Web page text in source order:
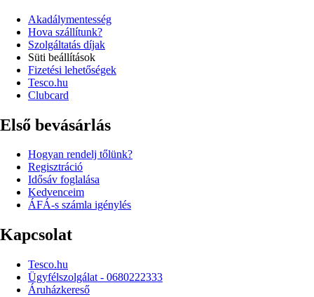
Akadálymentesség
Hova szállítunk?
Szolgáltatás díjak
Süti beállítások
Fizetési lehetőségek
Tesco.hu
Clubcard
Első bevásárlás
Hogyan rendelj tőlünk?
Regisztráció
Idősáv foglalása
Kedvenceim
ÁFÁ-s számla igénylés
Kapcsolat
Tesco.hu
Ügyfélszolgálat - 0680222333
Áruházkereső